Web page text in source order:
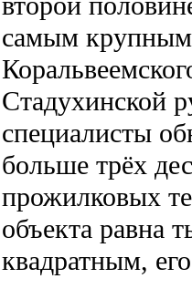
самым крупным
Стадухинской
специалисты
больше трёх
прожилковых
объекта равна
квадратным,